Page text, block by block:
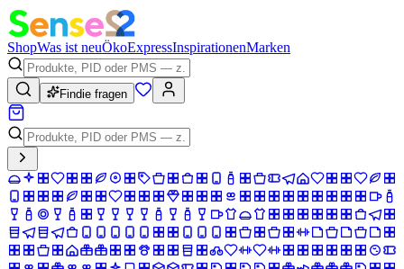
ShopWas ist neuÖkoExpressInspirationenMarken
Findie fragen